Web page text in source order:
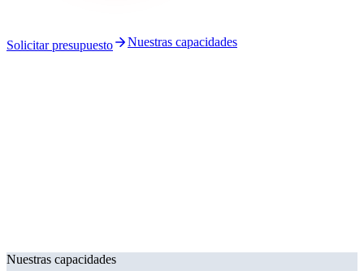
Solicitar presupuesto Nuestras capacidades
Nuestras capacidades